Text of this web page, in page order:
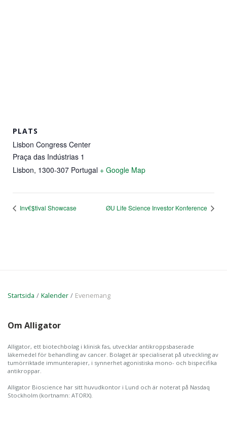
PLATS
Lisbon Congress Center
Praça das Indústrias 1
Lisbon, 1300-307 Portugal + Google Map
Inv€$tival Showcase ØU Life Science Investor Konference
Startsida Kalender Evenemang
Om Alligator
Alligator, ett biotechbolag i klinisk fas, utvecklar antikroppsbaserade
läkemedel för behandling av cancer. Bolaget är specialiserat på utveckling av
tumörriktade immunterapier, i synnerhet agonistiska mono- och bispecifika
antikroppar.
Alligator Bioscience har sitt huvudkontor i Lund och är noterat på Nasdaq
Stockholm (kortnamn: ATORX).